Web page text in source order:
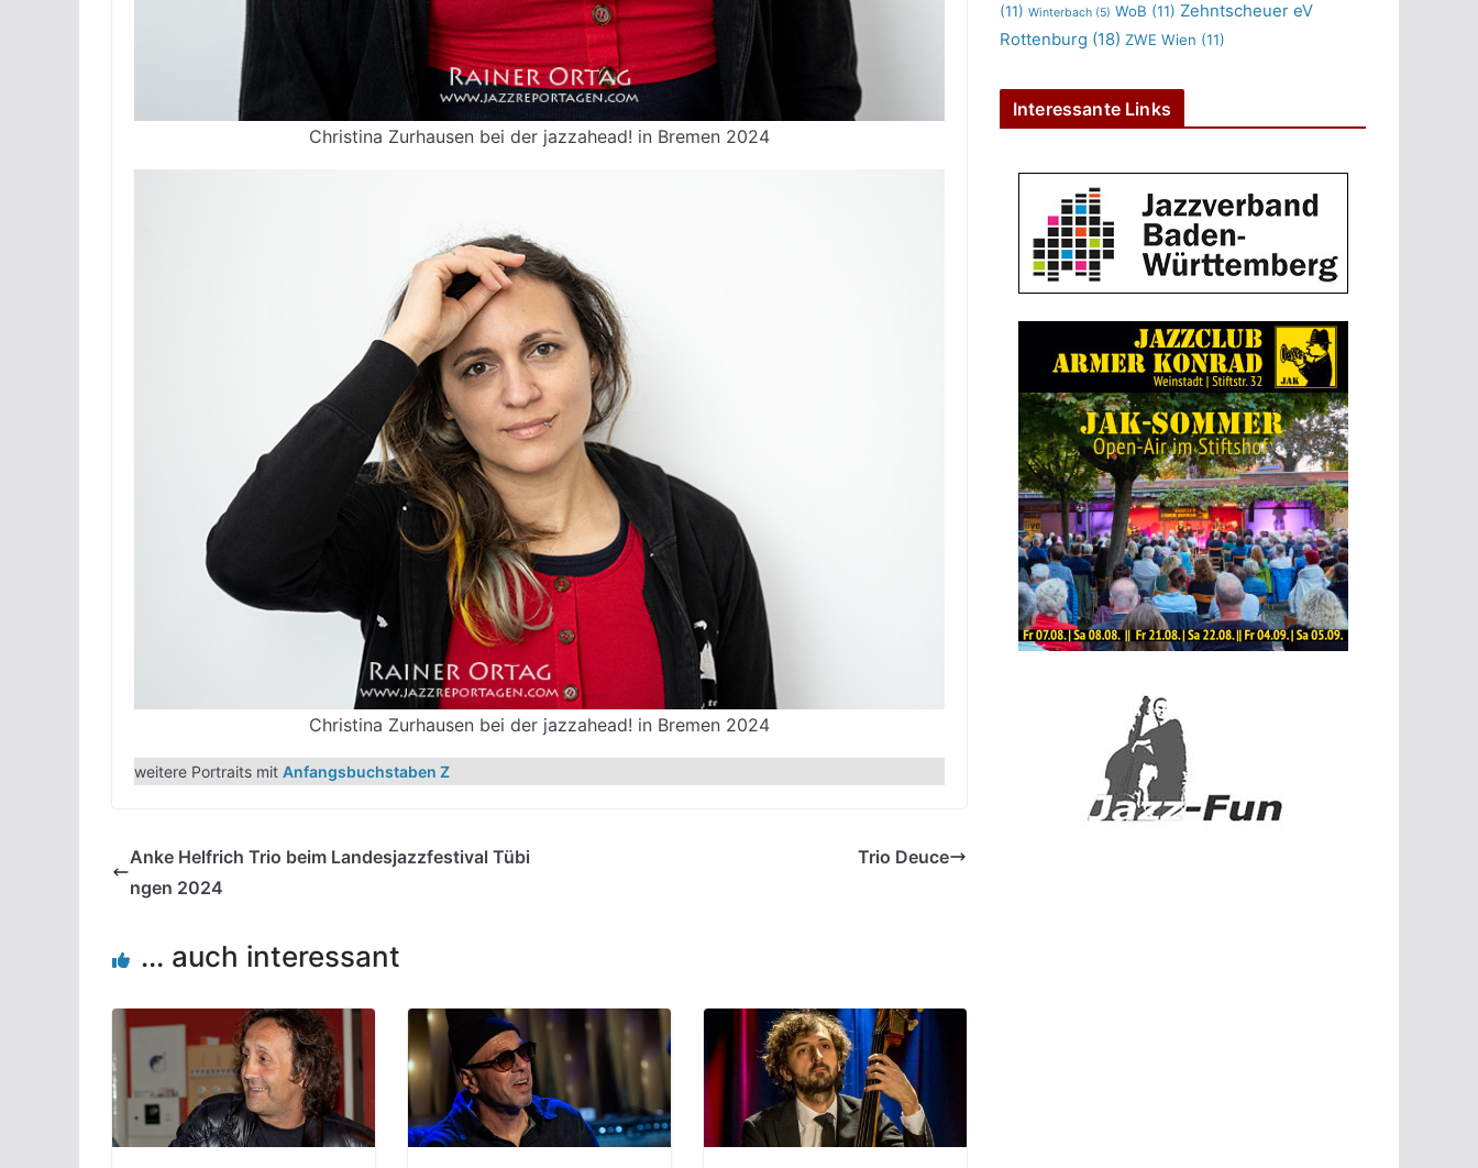
Christina Zurhausen bei der jazzahead! in Bremen 2024
Christina Zurhausen bei der jazzahead! in Bremen 2024
weitere Portraits mit Anfangsbuchstaben Z
Anke Helfrich Trio beim Landesjazzfestival Tübi
ngen 2024
Trio Deuce
... auch interessant
(11) Winterbach (5) WoB (11) Zehntscheuer eV
Rottenburg (18) ZWE Wien (11)
Interessante Links